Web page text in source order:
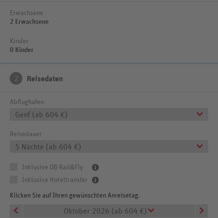
Erwachsene
2 Erwachsene
Kinder
0 Kinder
2 Reisedaten
Abflughafen
Genf (ab 604 €)
Reisedauer
5 Nächte (ab 604 €)
Inklusive DB Rail&Fly
Inklusive Hoteltransfer
Klicken Sie auf Ihren gewünschten Anreisetag.
Oktober 2026 (ab 604 €)